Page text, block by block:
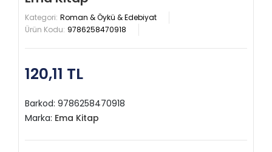
Kategori: Roman & Öykü & Edebiyat
Ürün Kodu: 9786258470918
120,11 TL
Barkod: 9786258470918
Marka: Ema Kitap